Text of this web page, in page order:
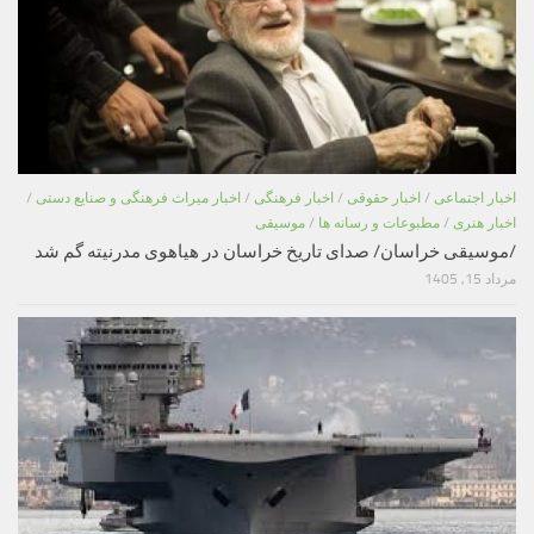
اخبار اجتماعی / اخبار حقوقی / اخبار فرهنگی / اخبار میراث فرهنگی و صنایع دستی /
اخبار هنری / مطبوعات و رسانه ها / موسیقی
/موسیقی خراسان/ صدای تاریخ خراسان در هیاهوی مدرنیته گم شد
مرداد 15, 1405